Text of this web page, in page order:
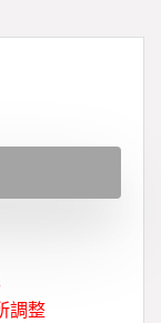
調整